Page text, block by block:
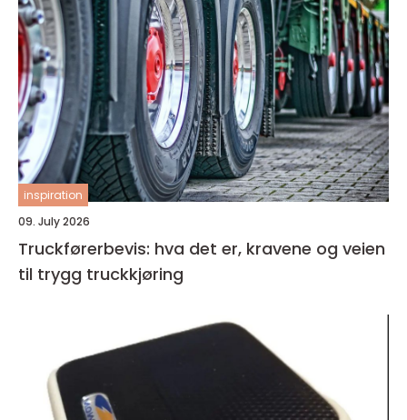
inspiration
09. July 2026
Truckførerbevis: hva det er, kravene og veien
til trygg truckkjøring